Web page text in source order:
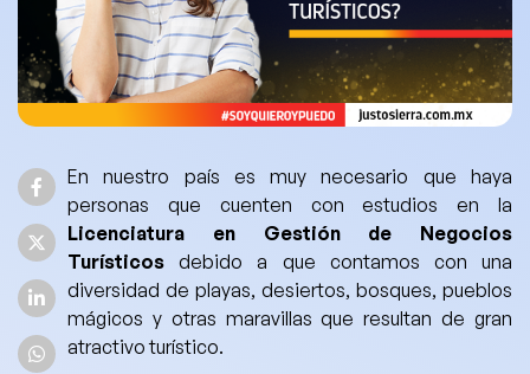
En nuestro país
es muy necesario que haya
personas que cuenten con estudios en la
Licenciatura en Gestión de Negocios
Turísticos debido a que contamos con una
diversidad de playas, desiertos, bosques, pueblos
mágicos y otras maravillas que resultan de gran
atractivo turístico.